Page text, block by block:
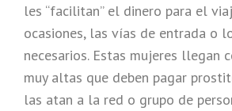
les “facilitan” el dinero para el
ocasiones, las vías de entrada o
necesarios. Estas mujeres llegan
muy altas que deben pagar
las atan a la red o grupo de